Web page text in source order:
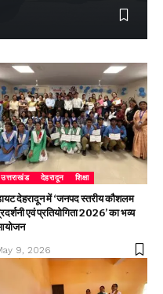
उत्तराखंड देहरादून शिक्षा
देहरादून में ‘जनपद स्तरीय कौशलम
एवं प्रतियोगिता 2026’ का भव्य
9, 2026